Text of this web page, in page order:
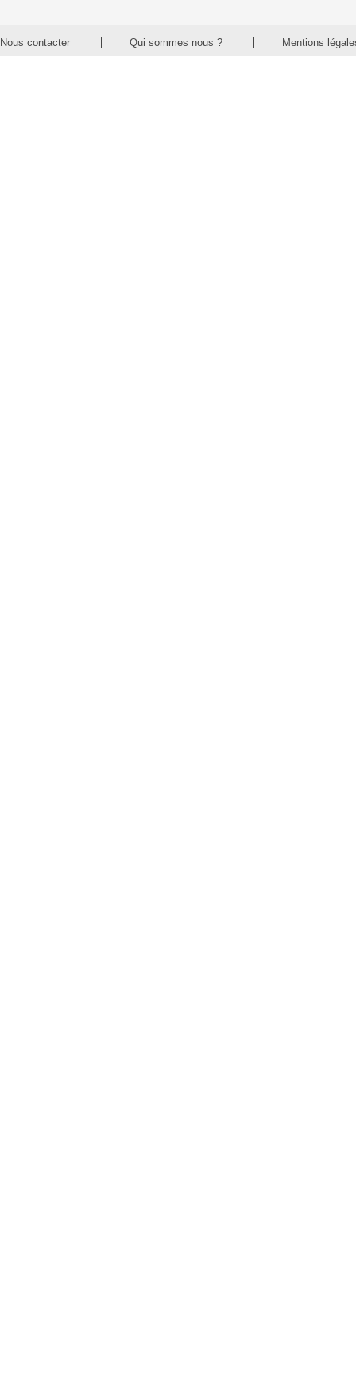
Nous contacter Qui sommes nous ? Mentions